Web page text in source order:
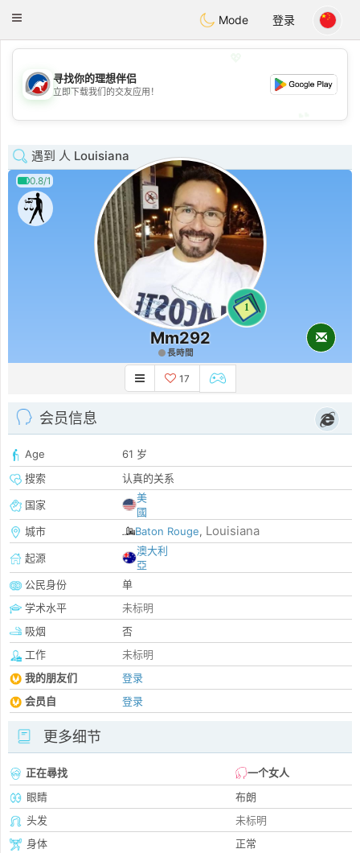
AustraliaChat
Toggle
Mode 登录
💖
💕
寻找你的理想伴侣
立即下载我们的交友应用！
遇到 人 Louisiana
0.8/1
1
Mm292
長時間
17
会员信息
Age
61 岁
搜索
认真的关系
国家
美
國
城市
Baton Rouge, Louisiana
起源
澳大利
亞
公民身份
单
学术水平
未标明
吸烟
否
工作
未标明
我的朋友们
登录
会员自
登录
更多细节
正在尋找
一个女人
眼睛
布朗
头发
未标明
身体
正常